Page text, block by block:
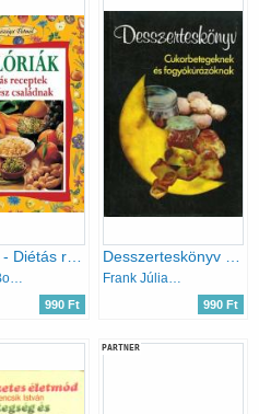
Isabella Bonamini
990 Ft
Frank Júlia-Dr. Holczer Alajosné-Hompola Ferencné
990 Ft
PARTNER